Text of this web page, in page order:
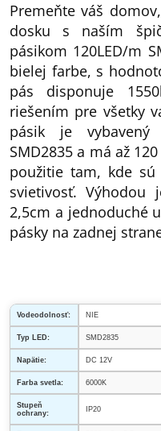
Premeňte váš
dosku s naším
pásikom 120LED/m
bielej farbe, s
pás disponuje
riešením pre všetky
pásik je
SMD2835 a má až
použitie tam, kde
svietivosť. Výhodou
2,5cm a jednoduché
pásky na zadnej
Vodeodolnosť: NIE
Typ LED: SMD2835
Napätie: DC 12V
Farba svetla: 6000K
Stupeň
ochrany:
IP20